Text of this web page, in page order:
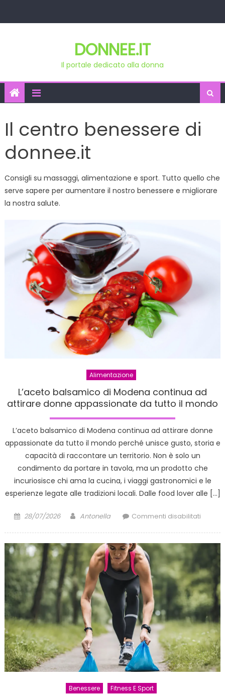
DONNEE.IT
Il portale dedicato alla donna
Il centro benessere di
donnee.it
Consigli su massaggi, alimentazione e sport. Tutto quello che
serve sapere per aumentare il nostro benessere e migliorare
la nostra salute.
Alimentazione
L’aceto balsamico di Modena continua ad
attirare donne appassionate da tutto il mondo
L’aceto balsamico di Modena continua ad attirare donne
appassionate da tutto il mondo perché unisce gusto, storia e
capacità di raccontare un territorio. Non è solo un
condimento da portare in tavola, ma un prodotto che
incuriosisce chi ama la cucina, i viaggi gastronomici e le
esperienze legate alle tradizioni locali. Dalle food lover alle […]
Posted
28/07/2026 Author
Antonella Commenti disabilitati
ad
attirare
donne
da
tutto
il
mondo
Benessere Fitness E Sport